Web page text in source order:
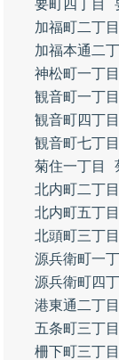
要町四丁目
加福町二丁目
加福本通二
神松町一丁目
観音町一丁目
観音町四丁目
観音町七丁目
菊住一丁目
北内町二丁目
北内町五丁目
北頭町三丁目
源兵衛町一
源兵衛町四
港東通二丁目
五条町三丁目
柵下町三丁目